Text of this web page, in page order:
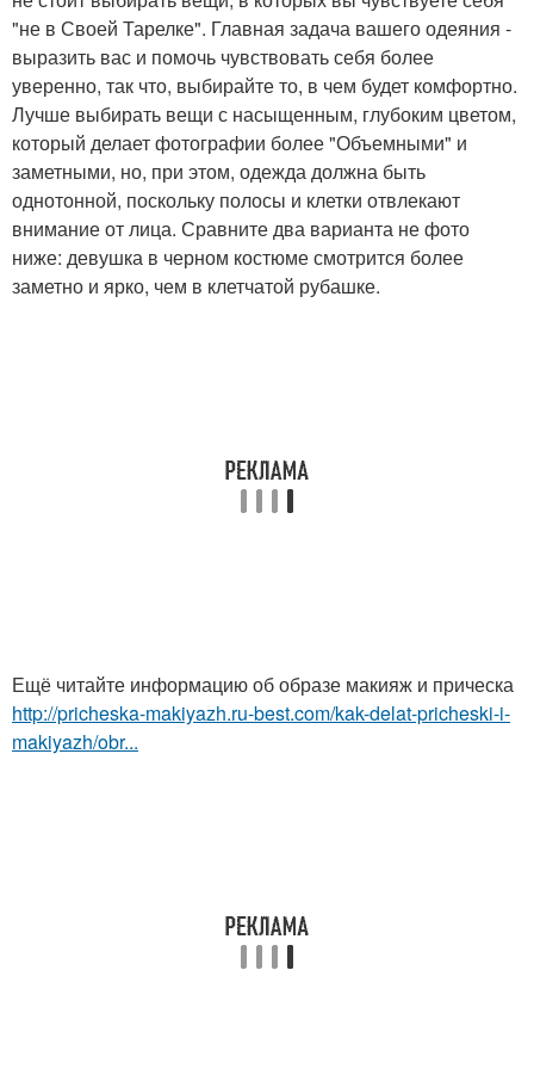
"не в Своей Тарелке". Главная задача вашего одеяния -
выразить вас и помочь чувствовать себя более
уверенно, так что, выбирайте то, в чем будет комфортно.
Лучше выбирать вещи с насыщенным, глубоким цветом,
который делает фотографии более "Объемными" и
заметными, но, при этом, одежда должна быть
однотонной, поскольку полосы и клетки отвлекают
внимание от лица. Сравните два варианта не фото
ниже: девушка в черном костюме смотрится более
заметно и ярко, чем в клетчатой рубашке.
Ещё читайте информацию об образе макияж и прическа
http://pricheska-makiyazh.ru-best.com/kak-delat-pricheski-i-
makiyazh/obr...